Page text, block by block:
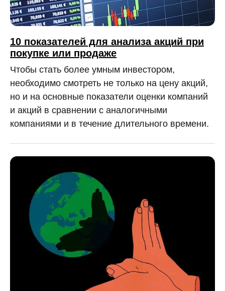
10 показателей для анализа акций при
покупке или продаже
Чтобы стать более умным инвестором,
необходимо смотреть не только на цену акций,
но и на основные показатели оценки компаний
и акций в сравнении с аналогичными
компаниями и в течение длительного времени.